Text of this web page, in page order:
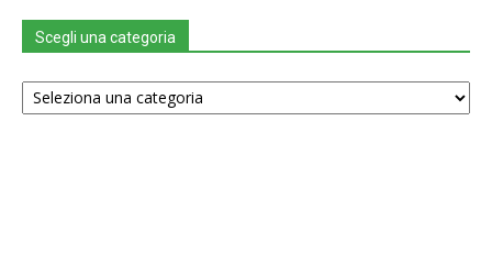
Scegli una categoria
Scegli
una